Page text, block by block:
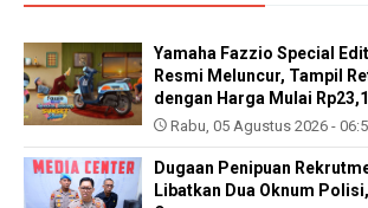
Yamaha Fazzio Special
Resmi Meluncur, Tampil
dengan Harga Mulai
Rabu, 05 Agustus 2026 -
Dugaan Penipuan
Libatkan Dua Oknum